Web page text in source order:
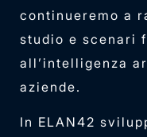
continueremo a
studio e scenari
all’intelligenza
aziende.
In ELAN42